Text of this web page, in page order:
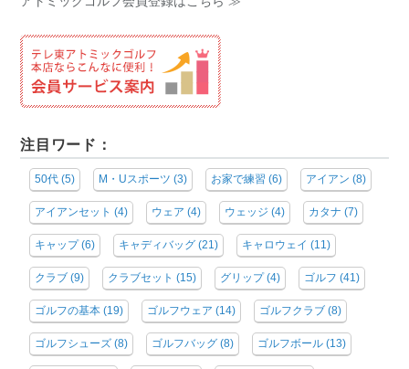
注目ワード：
50代 (5) M・Uスポーツ (3) お家で練習 (6) アイアン (8)
アイアンセット (4) ウェア (4) ウェッジ (4) カタナ (7)
キャップ(6) キャディバッグ (21) キャロウェイ (11)
クラブ (9) クラブセット (15) グリップ(4) ゴルフ (41)
ゴルフの基本 (19) ゴルフウェア (14) ゴルフクラブ (8)
ゴルフシューズ (8) ゴルフバッグ (8) ゴルフボール (13)